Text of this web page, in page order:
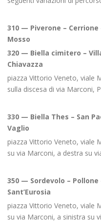
310 — Piverone – Cerrione
Mosso
320 — Biella cimitero –
Chiavazza
piazza Vittorio Veneto, viale
sulla discesa di via Marconi,
330 — Biella Thes – San
Vaglio
piazza Vittorio Veneto, viale
su via Marconi, a destra su
350 — Sordevolo – Pollone
Sant’Eurosia
piazza Vittorio Veneto, viale
su via Marconi, a sinistra su